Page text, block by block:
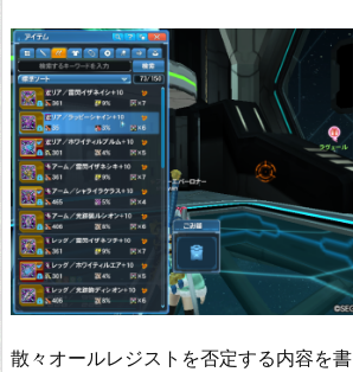
散々オールレジストを否定する内容を